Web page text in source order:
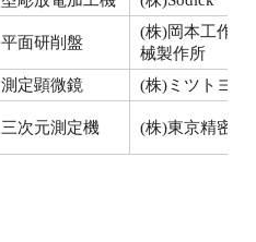
平面研削盤
(株)岡本工作機
械製作所
測定顕微鏡 (株)ミツトヨ
三次元測定機 (株)東京精密